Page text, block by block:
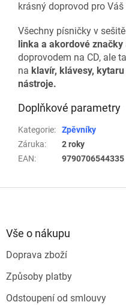
krásný doprovod pro
Všechny písničky v
linka a akordové značky
doprovodem na CD, ale
na klavír, klávesy,
nástroje.
Doplňkové parametry
Kategorie:
Zpěvníky
Záruka:
2 roky
EAN: 9790706544335
Vše o nákupu
Doprava zboží
Způsoby platby
Odstoupení od smlouvy